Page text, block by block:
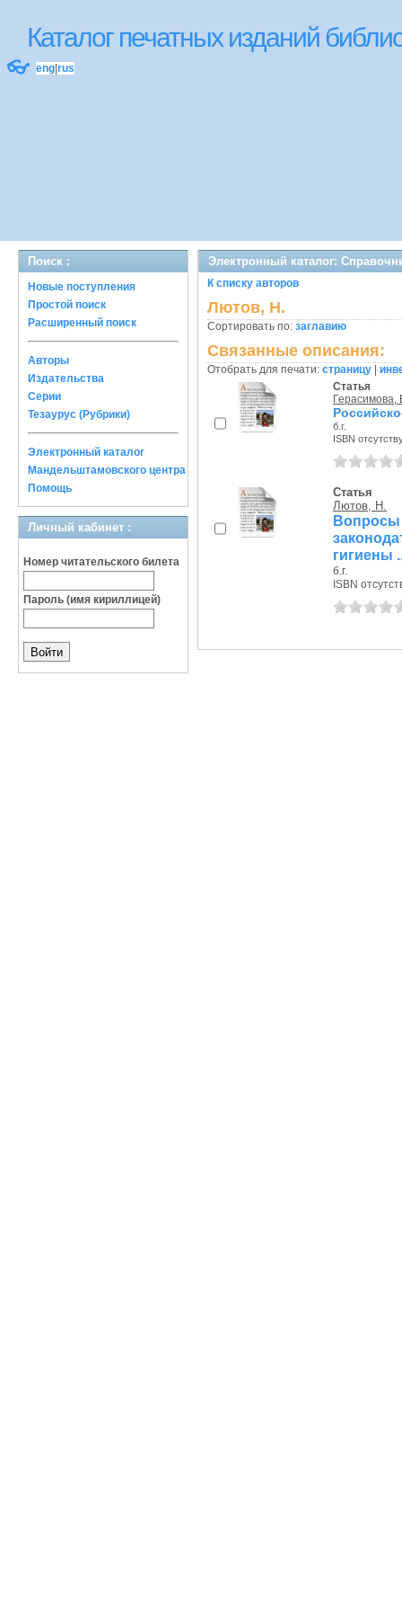
Каталог печатных изданий
👓 eng rus
Поиск :
Новые поступления
Простой поиск
Расширенный поиск
Авторы
Издательства
Серии
Тезаурус (Рубрики)
Электронный каталог
Мандельштамовского центра
Помощь
Личный кабинет :
Номер читательского билета
Пароль (имя кириллицей)
Электронный каталог:
К списку авторов
Лютов, Н.
Сортировать по: заглавию
Связанные описания:
Отобрать для печати: страницу
Статья
Герасимова,
б.г.
ISBN
Статья
Лютов, Н.
гигиены
б.г.
ISBN